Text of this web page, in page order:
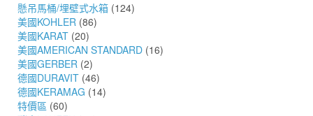
懸吊馬桶/埋壁式水箱 (124)
美國KOHLER (86)
美國KARAT (20)
美國AMERICAN STANDARD (16)
美國GERBER (2)
德國DURAVIT (46)
德國KERAMAG (14)
特價區 (60)